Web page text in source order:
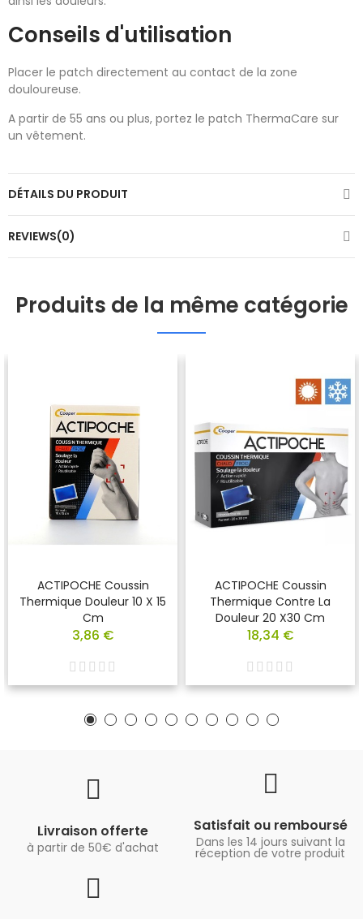
Conseils d'utilisation
Placer le patch directement au contact de la zone
douloureuse.
A partir de 55 ans ou plus, portez le patch ThermaCare sur
un vêtement.
DÉTAILS DU PRODUIT
REVIEWS(0)
Produits de la même catégorie
ACTIPOCHE Coussin
Thermique Douleur 10 X 15
Cm
3,86 €
ACTIPOCHE Coussin
Thermique Contre La
Douleur 20 X30 Cm
18,34 €
Livraison offerte
à partir de 50€ d'achat
Satisfait ou remboursé
Dans les 14 jours suivant la
réception de votre produit